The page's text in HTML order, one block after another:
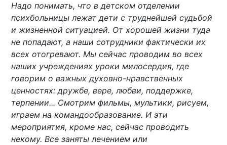
Надо понимать, что в детском отделении
психбольницы лежат дети с труднейшей судьбой
и жизненной ситуацией. От хорошей жизни туда
не попадают, а наши сотрудники фактически их
всех отогревают. Мы сейчас проводим во всех
наших учреждениях уроки милосердия, где
говорим о важных духовно-нравственных
ценностях: дружбе, вере, любви, поддержке,
терпении... Смотрим фильмы, мультики, рисуем,
играем на командообразование. И эти
мероприятия, кроме нас, сейчас проводить
некому. Все заняты лечением или